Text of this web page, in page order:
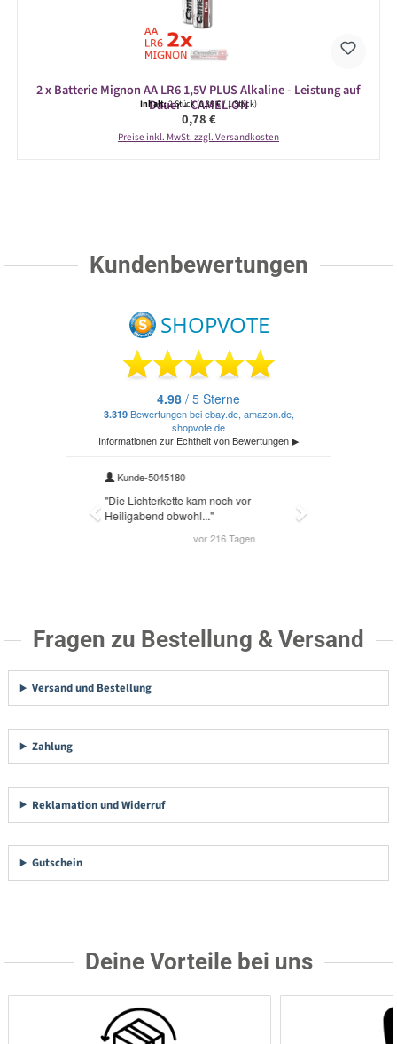
2 x Batterie Mignon AA LR6 1,5V PLUS Alkaline - Leistung auf
Dauer - CAMELION
Inhalt:2 Stück(0,39 € / 1 Stück)
Regulärer Preis:
0,78 €
Preise inkl. MwSt. zzgl. Versandkosten
Kundenbewertungen
Fragen zu Bestellung & Versand
Versand und Bestellung
Zahlung
Reklamation und Widerruf
Gutschein
Deine Vorteile bei uns